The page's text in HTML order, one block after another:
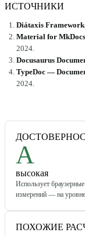
ИСТОЧНИКИ
Diátaxis Framework
Material for MkDocs
2024
Docusaurus
TypeDoc —
2024
A
высокая
Использует
измерений — на уровне
ПОХОЖИЕ